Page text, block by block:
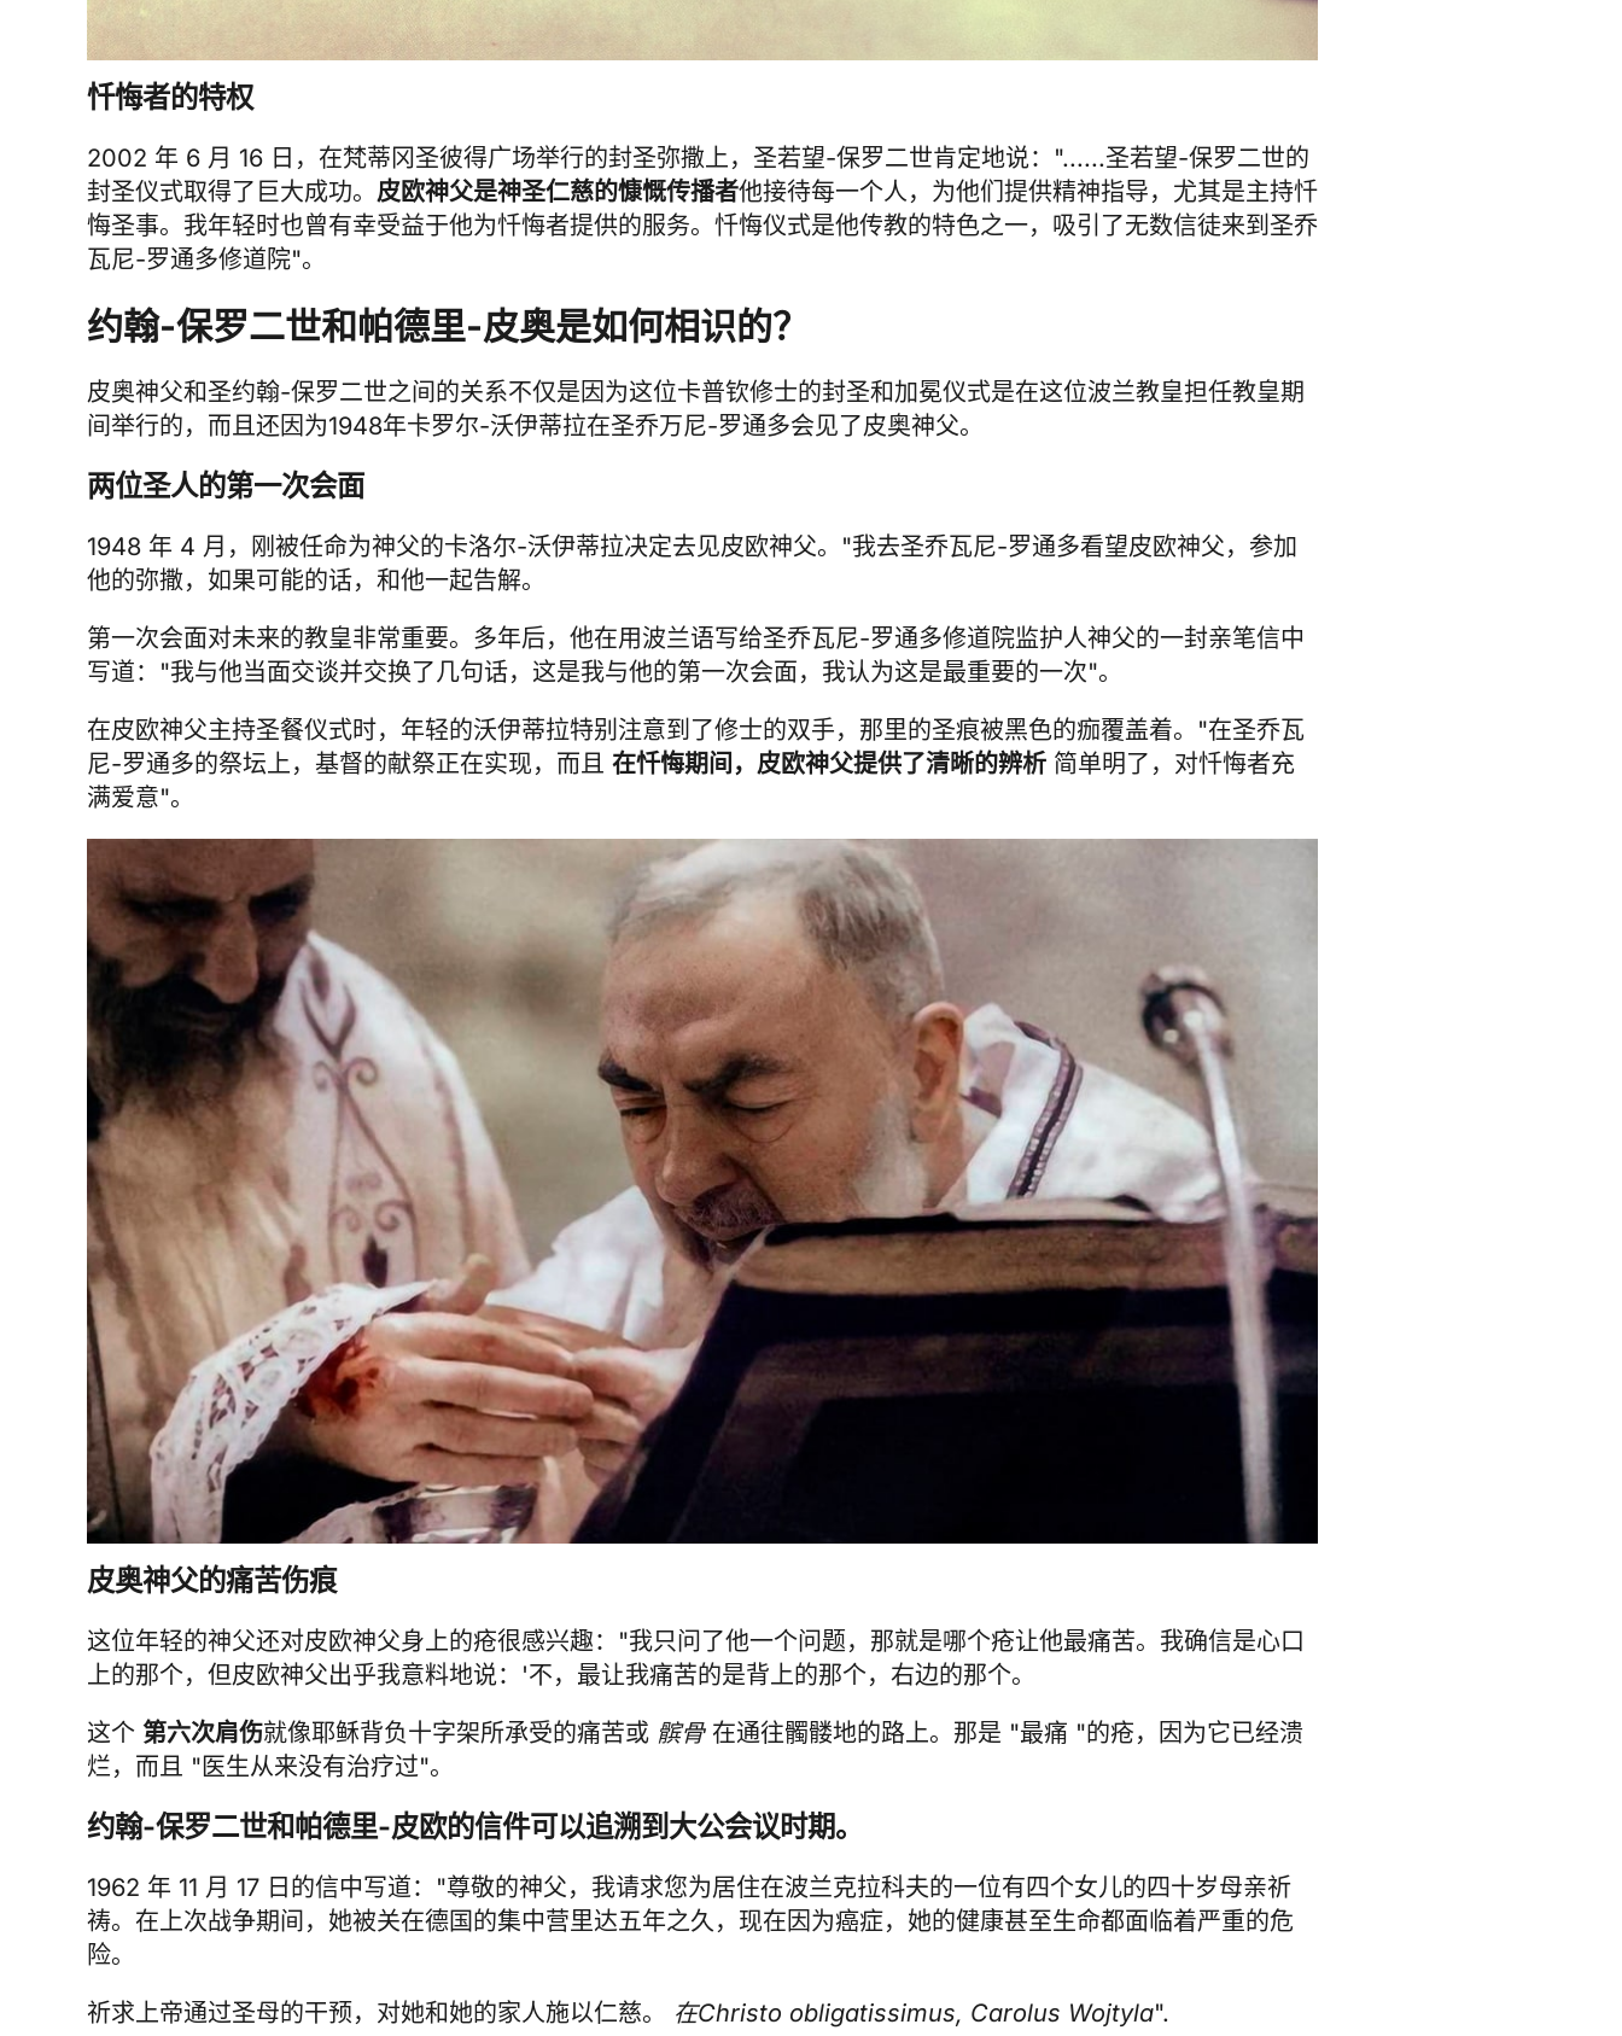
忏悔者的特权
2002 年 6 月 16 日，在梵蒂冈圣彼得广场举行的封圣弥撒上，圣若望-保罗二世肯定地说："......圣若望-保罗二世的
封圣仪式取得了巨大成功。 皮欧神父是神圣仁慈的慷慨传播者他接待每一个人，为他们提供精神指导，尤其是主持忏
悔圣事。我年轻时也曾有幸受益于他为忏悔者提供的服务。忏悔仪式是他传教的特色之一，吸引了无数信徒来到圣乔
瓦尼-罗通多修道院"。
约翰-保罗二世和帕德里-皮奥是如何相识的？
皮奥神父和圣约翰-保罗二世之间的关系不仅是因为这位卡普钦修士的封圣和加冕仪式是在这位波兰教皇担任教皇期
间举行的，而且还因为1948年卡罗尔-沃伊蒂拉在圣乔万尼-罗通多会见了皮奥神父。
两位圣人的第一次会面
1948 年 4 月，刚被任命为神父的卡洛尔-沃伊蒂拉决定去见皮欧神父。"我去圣乔瓦尼-罗通多看望皮欧神父，参加
他的弥撒，如果可能的话，和他一起告解。
第一次会面对未来的教皇非常重要。多年后，他在用波兰语写给圣乔瓦尼-罗通多修道院监护人神父的一封亲笔信中
写道："我与他当面交谈并交换了几句话，这是我与他的第一次会面，我认为这是最重要的一次"。
在皮欧神父主持圣餐仪式时，年轻的沃伊蒂拉特别注意到了修士的双手，那里的圣痕被黑色的痂覆盖着。"在圣乔瓦
尼-罗通多的祭坛上，基督的献祭正在实现，而且 在忏悔期间，皮欧神父提供了清晰的辨析 简单明了，对忏悔者充
满爱意"。
皮奥神父的痛苦伤痕
这位年轻的神父还对皮欧神父身上的疮很感兴趣："我只问了他一个问题，那就是哪个疮让他最痛苦。我确信是心口
上的那个，但皮欧神父出乎我意料地说：'不，最让我痛苦的是背上的那个，右边的那个。
这个 第六次肩伤就像耶稣背负十字架所承受的痛苦或 髌骨在通往髑髅地的路上。那是 "最痛 "的疮，因为它已经溃
烂，而且 "医生从来没有治疗过"。
约翰-保罗二世和帕德里-皮欧的信件可以追溯到大公会议时期。
1962 年 11 月 17 日的信中写道："尊敬的神父，我请求您为居住在波兰克拉科夫的一位有四个女儿的四十岁母亲祈
祷。在上次战争期间，她被关在德国的集中营里达五年之久，现在因为癌症，她的健康甚至生命都面临着严重的危
险。
祈求上帝通过圣母的干预，对她和她的家人施以仁慈。
在Christo obligatissimus, Carolus Wojtyla".